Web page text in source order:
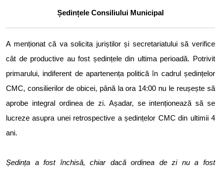
Ședințele Consiliului Municipal
A menționat că va solicita juriștilor și secretariatului să verifice
cât de productive au fost ședințele din ultima perioadă. Potrivit
primarului, indiferent de apartenența politică în cadrul ședințelor
CMC, consilierilor de obicei, până la ora 14:00 nu le reușește să
aprobe integral ordinea de zi. Așadar, se intenționează să se
lucreze asupra unei retrospective a ședințelor CMC din ultimii 4
ani.
Ședința a fost închisă, chiar dacă ordinea de zi nu a fost